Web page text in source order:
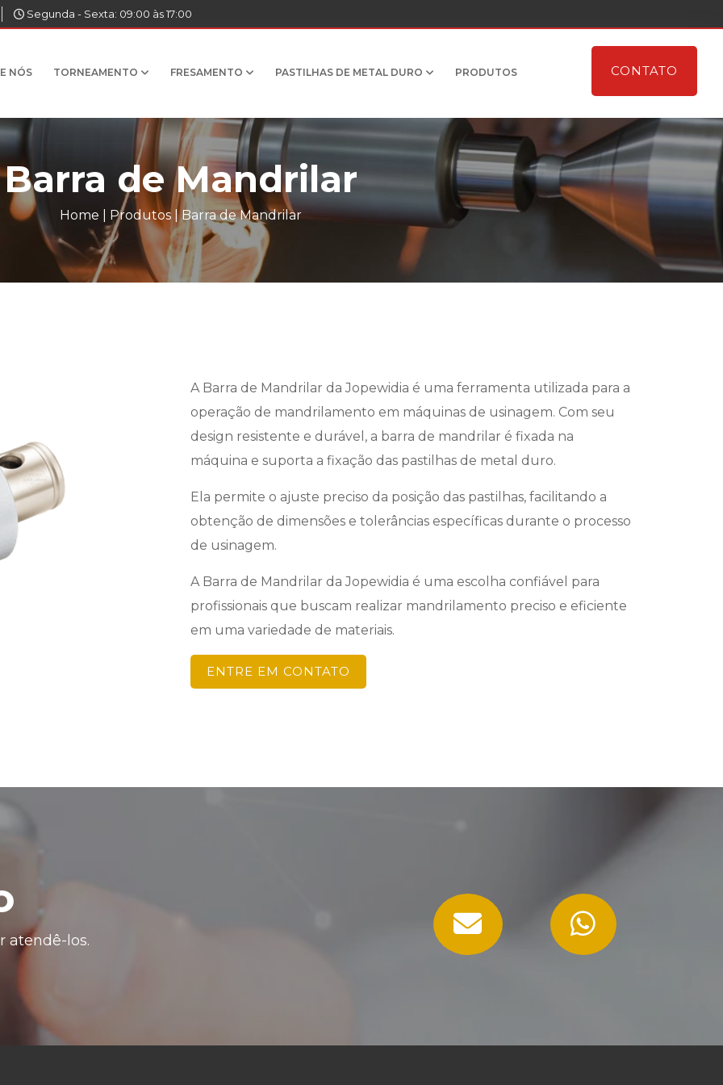
Segunda - Sexta: 09:00 às 17:00
NÓS TORNEAMENTO FRESAMENTO PASTILHAS DE METAL DURO PRODUTOS CONTATO
Barra de Mandrilar
Home Produtos |Barra de Mandrilar
A Barra de Mandrilar da Jopewidia é uma ferramenta utilizada para a
operação de mandrilamento em máquinas de usinagem. Com seu
design resistente e durável, a barra de mandrilar é fixada na
máquina e suporta a fixação das pastilhas de metal duro.
Ela permite o ajuste preciso da posição das pastilhas, facilitando a
obtenção de dimensões e tolerâncias específicas durante o processo
de usinagem.
A Barra de Mandrilar da Jopewidia é uma escolha confiável para
profissionais que buscam realizar mandrilamento preciso e eficiente
em uma variedade de materiais.
ENTRE EM CONTATO
atendê-los.